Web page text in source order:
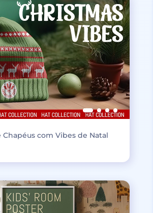
Chapéus com Vibes de Natal